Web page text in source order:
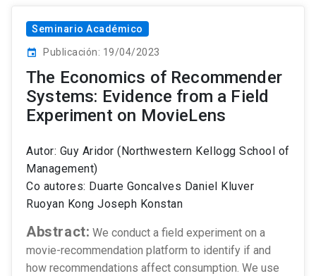
Seminario Académico
event Publicación: 19/04/2023
The Economics of Recommender
Systems: Evidence from a Field
Experiment on MovieLens
Autor: Guy Aridor (Northwestern Kellogg School of
Management)
Co autores: Duarte Goncalves Daniel Kluver
Ruoyan Kong Joseph Konstan
Abstract: We conduct a field experiment on a
movie-recommendation platform to identify if and
how recommendations affect consumption. We use